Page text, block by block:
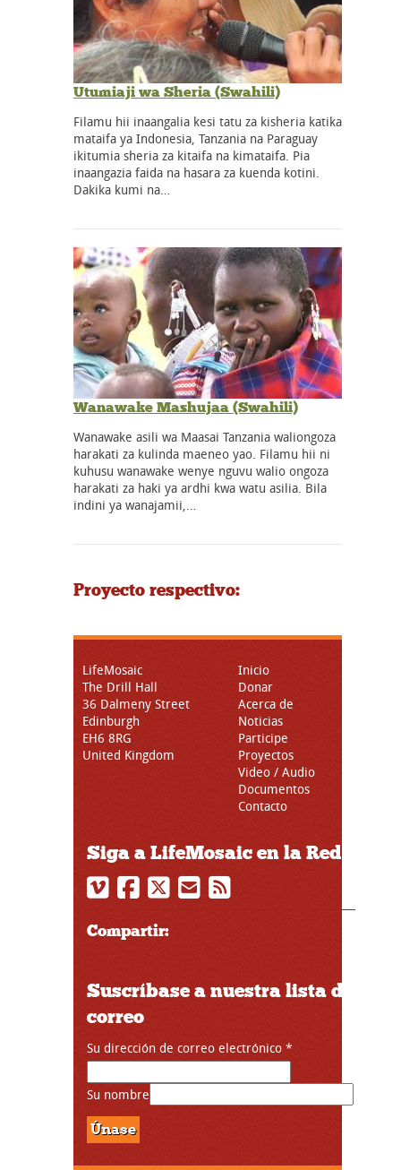
Utumiaji wa Sheria (Swahili)
Filamu hii inaangalia kesi tatu za kisheria katika
mataifa ya Indonesia, Tanzania na Paraguay
ikitumia sheria za kitaifa na kimataifa. Pia
inaangazia faida na hasara za kuenda kotini.
Dakika kumi na…
Wanawake Mashujaa (Swahili)
Wanawake asili wa Maasai Tanzania waliongoza
harakati za kulinda maeneo yao. Filamu hii ni
kuhusu wanawake wenye nguvu walio ongoza
harakati za haki ya ardhi kwa watu asilia. Bila
indini ya wanajamii,…
Proyecto respectivo:
LifeMosaic
The Drill Hall
36 Dalmeny Street
Edinburgh
EH6 8RG
United Kingdom
Inicio
Donar
Acerca de
Noticias
Participe
Proyectos
Video / Audio
Documentos
Contacto
Siga a LifeMosaic en la Red
Compartir:
Suscríbase a nuestra lista de
correo
Su dirección de correo electrónico *
Su nombre